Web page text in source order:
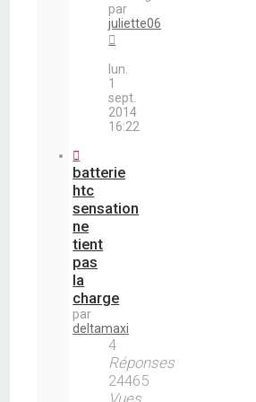
par
juliette06
lun.
1
sept.
2014
16:22
batterie
htc
sensation
ne
tient
pas
la
charge
par
deltamaxi
4
Réponses
24465